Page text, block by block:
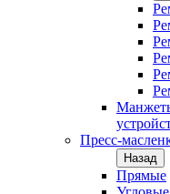
Пресс-
Назад
Прямые